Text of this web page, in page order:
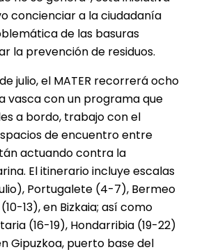
concienciar a la ciudadanía
de las basuras
la prevención de residuos.
julio, el MATER recorrerá ocho
vasca con un programa que
a bordo, trabajo con el
de encuentro entre
actuando contra la
El itinerario incluye escalas
Portugalete (4-7), Bermeo
13), en Bizkaia; así como
(16-19), Hondarribia (19-22)
Gipuzkoa, puerto base del